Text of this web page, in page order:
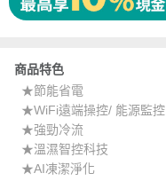
商品特色
★節能省電
★WiFi遠端操控/ 能源監控
★強勁冷流
★溫濕智控科技
★AI凍潔淨化